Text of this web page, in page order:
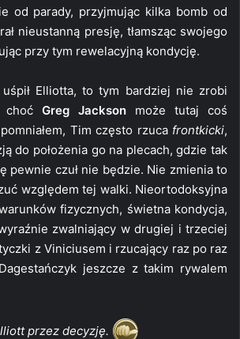
od parady, przyjmując kilka bomb od
nieustanną presję, tłamsząc swojego
przy tym rewelacyjną kondycję.
Elliotta, to tym bardziej nie zrobi
choć Greg Jackson może tutaj coś
Tim często rzuca frontkicki,
do położenia go na plecach, gdzie tak
pewnie czuł nie będzie. Nie zmienia to
względem tej walki. Nieortodoksyjna
fizycznych, świetna kondycja,
zwalniający w drugiej i trzeciej
z Viniciusem i rzucający raz po raz
jeszcze z takim rywalem
przez decyzję.